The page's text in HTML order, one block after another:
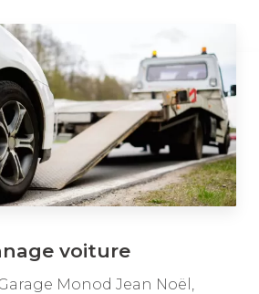
voiture
Monod Jean Noël,